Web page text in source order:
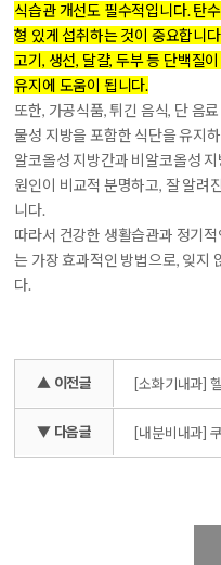
식습관 개선도 필수적입니다. 탄
형 있게 섭취하는 것이 중요합니
고기, 생선, 달걀, 두부 등 단백질
유지에 도움이 됩니다.
또한, 가공식품, 튀긴 음식, 단 음
물성 지방을 포함한 식단을 유지
알코올성 지방간과 비알코올성
원인이 비교적 분명하고, 잘 알려
니다.
따라서 건강한 생활습관과 정기
는 가장 효과적인 방법으로, 잊지
다.
▲ 이전글 [소화기내과]
▼ 다음글 [내분비내과]